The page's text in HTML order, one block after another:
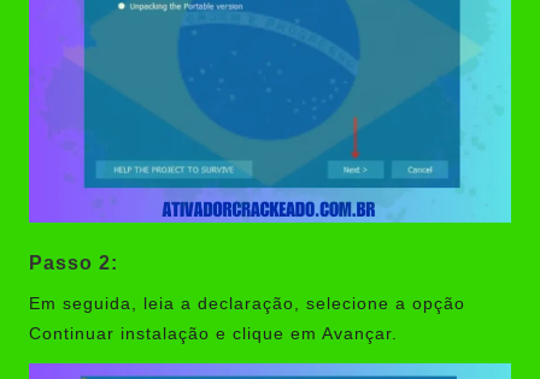
Passo 2:
Em seguida, leia a declaração, selecione a opção
Continuar instalação e clique em Avançar.